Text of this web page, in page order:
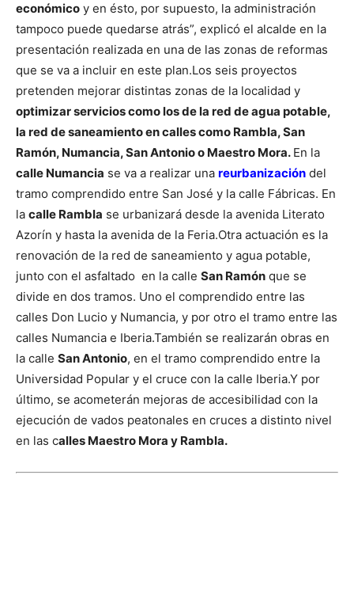
económico y en ésto, por supuesto, la administración
tampoco puede quedarse atrás”, explicó el alcalde en la
presentación realizada en una de las zonas de reformas
que se va a incluir en este plan.Los seis proyectos
pretenden mejorar distintas zonas de la localidad y
optimizar servicios como los de la red de agua potable,
la red de saneamiento en calles como Rambla, San
Ramón, Numancia, San Antonio o Maestro Mora. En la
calle Numancia se va a realizar una reurbanización del
tramo comprendido entre San José y la calle Fábricas. En
la calle Rambla se urbanizará desde la avenida Literato
Azorín y hasta la avenida de la Feria.Otra actuación es la
renovación de la red de saneamiento y agua potable,
junto con el asfaltado en la calle San Ramón que se
divide en dos tramos. Uno el comprendido entre las
calles Don Lucio y Numancia, y por otro el tramo entre las
calles Numancia e Iberia.También se realizarán obras en
la calle San Antonio, en el tramo comprendido entre la
Universidad Popular y el cruce con la calle Iberia.Y por
último, se acometerán mejoras de accesibilidad con la
ejecución de vados peatonales en cruces a distinto nivel
en las calles Maestro Mora y Rambla.